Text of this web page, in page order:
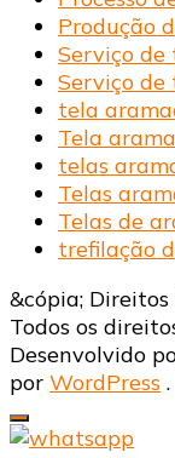
Produção
Serviço de
Serviço de
tela
Tela
telas
Telas
Telas de
trefilação
&cópia;
Todos os
Desenvolvido
por WordPress .